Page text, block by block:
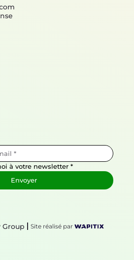
Group Site réalisé par
à votre newsletter *
Envoyer